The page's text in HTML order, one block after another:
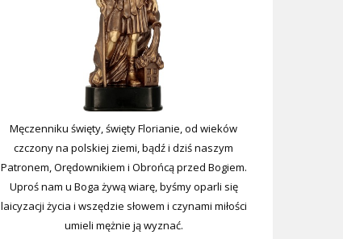
Męczenniku święty, święty Florianie, od wieków
czczony na polskiej ziemi, bądź i dziś naszym
Patronem, Orędownikiem i Obrońcą przed Bogiem.
Uproś nam u Boga żywą wiarę, byśmy oparli się
laicyzacji życia i wszędzie słowem i czynami miłości
umieli mężnie ją wyznać.